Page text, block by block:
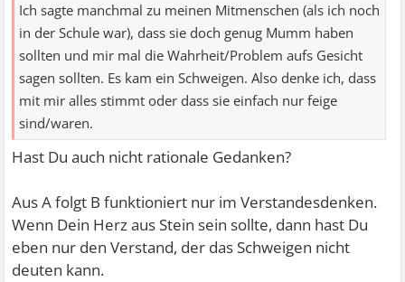
Ich sagte manchmal zu meinen Mitmenschen (als ich noch
in der Schule war), dass sie doch genug Mumm haben
sollten und mir mal die Wahrheit/Problem aufs Gesicht
sagen sollten. Es kam ein Schweigen. Also denke ich, dass
mit mir alles stimmt oder dass sie einfach nur feige
sind/waren.
Hast Du auch nicht rationale Gedanken?
Aus A folgt B funktioniert nur im Verstandesdenken.
Wenn Dein Herz aus Stein sein sollte, dann hast Du
eben nur den Verstand, der das Schweigen nicht
deuten kann.